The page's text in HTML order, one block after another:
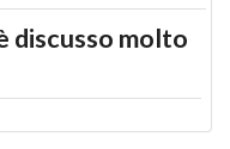
discusso molto